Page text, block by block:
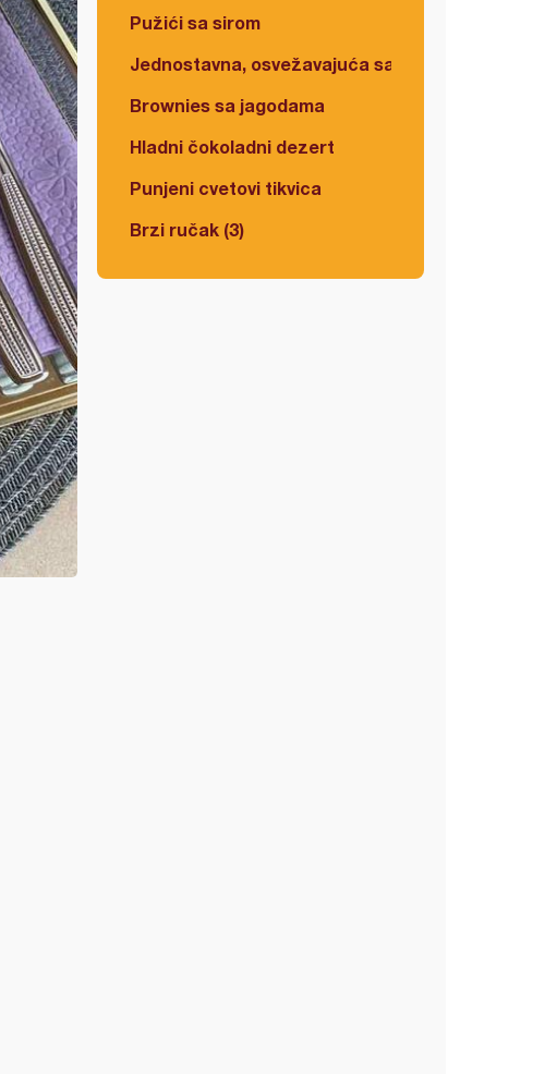
Pužići sa sirom
Jednostavna, osvežavajuća salata
Brownies sa jagodama
Hladni čokoladni dezert
Punjeni cvetovi tikvica
Brzi ručak (3)